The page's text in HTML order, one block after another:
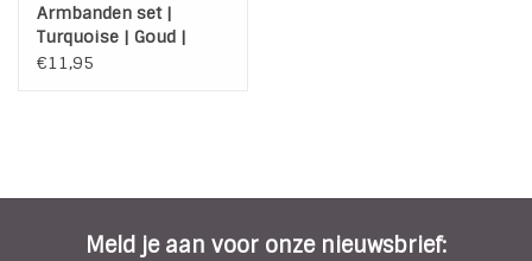
Armbanden set |
Turquoise | Goud |
Schelp | Zeester
€11,95
Meld je aan voor onze nieuwsbrief: